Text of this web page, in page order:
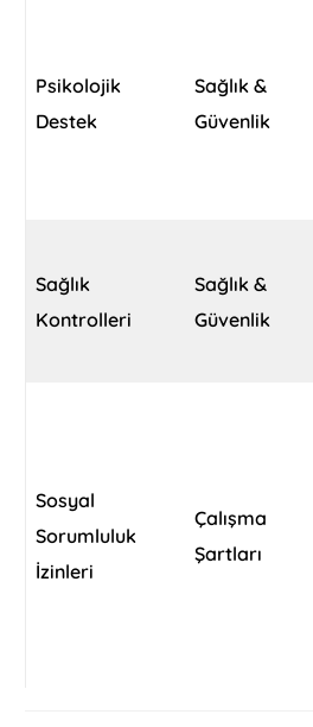
Psikolojik
Destek
Sağlık &
Güvenlik
Sağlık
Kontrolleri
Sağlık &
Güvenlik
Sosyal
Sorumluluk
İzinleri
Çalışma
Şartları